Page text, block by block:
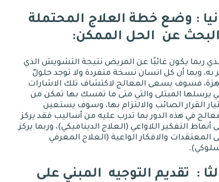
: وضع خطة العلاج المحتملة
عن
الحل الممكن:
ربما يكون غائبًا عن المريض نتيجة التشويش الذي
به، وبما أن كل انسان نسخة متفردة ولا توجد حلولٌ
فسوف يسعى المعالج لاكتشاف تلك الاشارات
يرسلها المبتلى والتي متى ما تمسك بها تمكن من
القرار الصائب والالتزام بها، وسوف يستعين
في هذه الدور بما تدرب عليه من أساليب فقد يركز
أنماط التفكير اللاواعي (العلاج الديناميكي)، وربما يركز
المعتقدات والافكار الواعية (العلاج المعرفي
).
: تقديم التوجيه المبني على